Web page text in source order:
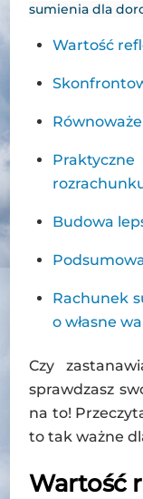
sumienia dla
Wartość
Budowa
Rachunek
o własne
Czy
sprawdzasz
na to!
to tak ważne
Wartość